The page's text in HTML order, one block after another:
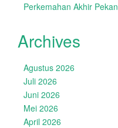
Perkemahan Akhir Pekan
Archives
Agustus 2026
Juli 2026
Juni 2026
Mei 2026
April 2026